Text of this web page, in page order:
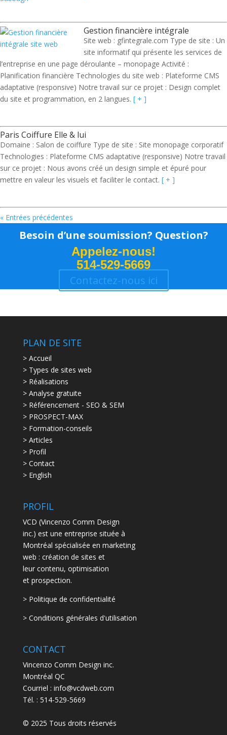
Gestion financière intégrale
Site web : gfintegrale.com Type de site : Un
site informatif qui présente les services de
l’entreprise en une page déroulante – monopage Activité :
Planification financière Technologies du site web : Plateforme CMS
adaptative (responsive) Notre travail sur ce projet : Design complet
du site et programmation, en 2 langues. [ + ]
Paris Coiffure Elle & lui
Domaine : Salon de coiffure Type de site : Site monopage corporatif
Technologies : Plateforme CMS adaptative (responsive) Notre travail
sur ce projet : Nous avons créé un design simple et épuré pour
mettre en valeur les visuels et faciliter le contact. [ + ]
« Entrées précédentes
Besoin d’une soumission? Question?
Appelez-nous!
514-529-5669
Contactez-nous ici
PLAN DE SITE
> Accueil
> Types de sites web
> Réalisations
> Analyse gratuite
> Référencement - SEO & SEM
> PROSPECT-MAX
> Formation-conseils
> Articles
> Profil
> Contact
> English
PROFIL
VCD (Vincenzo Comm Design
inc.) est une entreprise située à
Montréal spécialisée en marketing
web : création de sites et
leur contenu, optimisation
et prospection.
> Politique de confidentialité
> Conditions générales d'utilisation
CONTACT
Vincenzo Comm Design inc.
Montréal QC
Courriel : info@vcdweb.com
Tél. : 514-529-5669
© 2025 Tous droits réservés